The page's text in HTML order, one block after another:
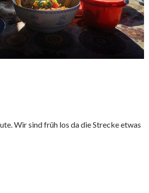
Wir sind früh los da die Strecke etwas